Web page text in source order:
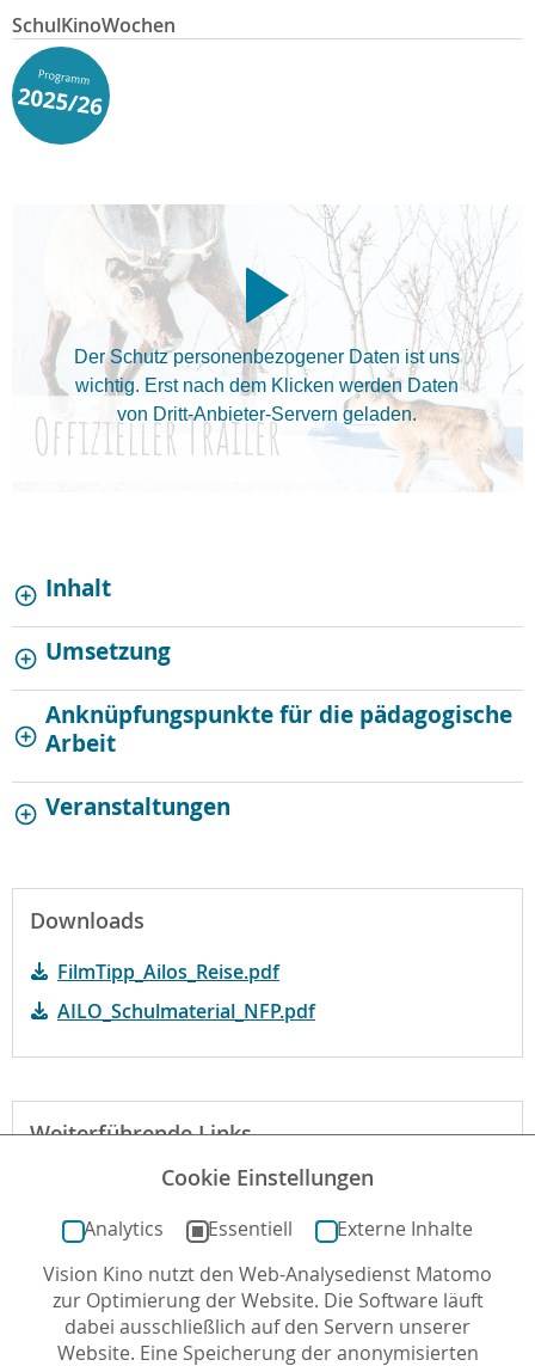
SchulKinoWochen
Der Schutz personenbezogener Daten ist uns
wichtig. Erst nach dem Klicken werden Daten
von Dritt-Anbieter-Servern geladen.
Inhalt
Umsetzung
Anknüpfungspunkte für die pädagogische
Arbeit
Veranstaltungen
Downloads
FilmTipp_Ailos_Reise.pdf
AILO_Schulmaterial_NFP.pdf
Weiterführende Links
Webseite des Films mit Unterrichtsmaterial
Autor*in: Christian Horn , 06.02.2019 , letzte
Aktualisierung: 23.10.2023
Cookie Einstellungen
Analytics Essentiell
Externe Inhalte
Vision Kino nutzt den Web-Analysedienst Matomo
zur Optimierung der Website. Die Software läuft
dabei ausschließlich auf den Servern unserer
Website. Eine Speicherung der anonymisierten